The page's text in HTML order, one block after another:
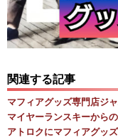
関連する記事
マフィアグッズ専門店ジ
マイヤーランスキーから
アトロクにマフィアグッ